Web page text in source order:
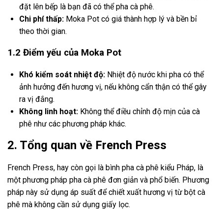
đặt lên bếp là bạn đã có thể pha cà phê.
Chi phí thấp: Moka Pot có giá thành hợp lý và bền bỉ
theo thời gian.
1.2 Điểm yếu của Moka Pot
Khó kiểm soát nhiệt độ: Nhiệt độ nước khi pha có thể
ảnh hưởng đến hương vị, nếu không cẩn thận có thể gây
ra vị đắng.
Không linh hoạt: Không thể điều chỉnh độ mịn của cà
phê như các phương pháp khác.
2. Tổng quan về French Press
French Press, hay còn gọi là bình pha cà phê kiểu Pháp, là
một phương pháp pha cà phê đơn giản và phổ biến. Phương
pháp này sử dụng áp suất để chiết xuất hương vị từ bột cà
phê mà không cần sử dụng giấy lọc.